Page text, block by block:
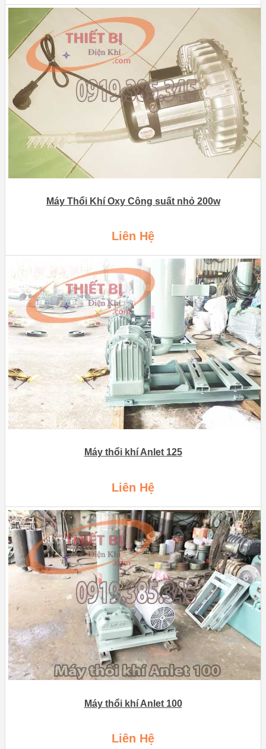
Máy Thổi Khí Oxy Công suất nhỏ 200w
Liên Hệ
Máy thổi khí Anlet 125
Liên Hệ
Máy thổi khí Anlet 100
Liên Hệ